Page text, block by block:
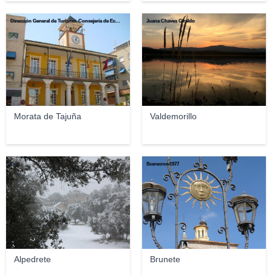
Morata de Tajuña
Dirección General de Turismo. Consejería de Economía e Innovación Tecnológica. Comunidad de Madrid
Valdemorillo
Juana Chaves Giraldo
Alpedrete
Eva
Brunete
Scarecrow1977